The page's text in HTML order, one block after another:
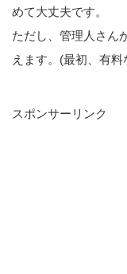
めて大丈夫です。
ただし、管理人さん
えます。(最初、有
スポンサーリンク